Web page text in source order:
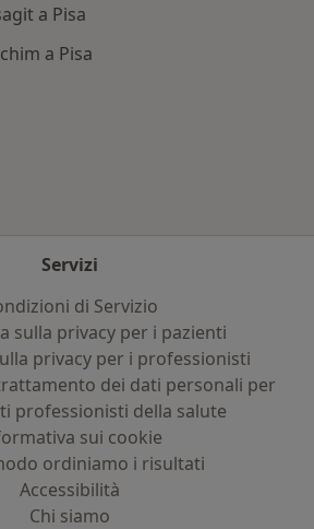
a Pisa
a Pisa
Servizi
di Servizio
sulla privacy per i pazienti
privacy per i professionisti
dei dati personali per
professionisti della salute
sui cookie
ordiniamo i risultati
Accessibilità
Chi siamo